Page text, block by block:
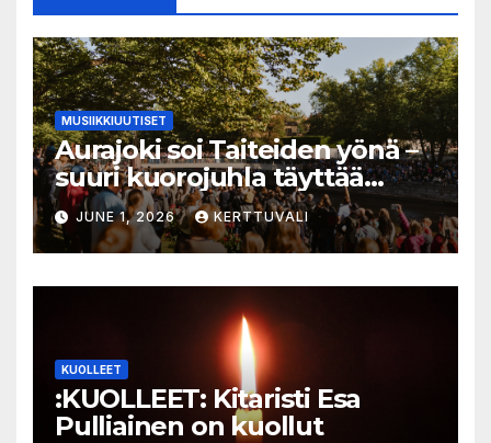
MUSIIKKIUUTISET
Aurajoki soi Taiteiden yönä –
suuri kuorojuhla täyttää
jokirannan musiikilla
JUNE 1, 2026 KERTTUVALI
KUOLLEET
:KUOLLEET: Kitaristi Esa
Pulliainen on kuollut